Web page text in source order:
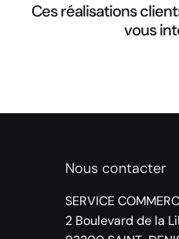
Ces réalisations
vous
Nous contacter
SERVICE
2 Boulevard de la